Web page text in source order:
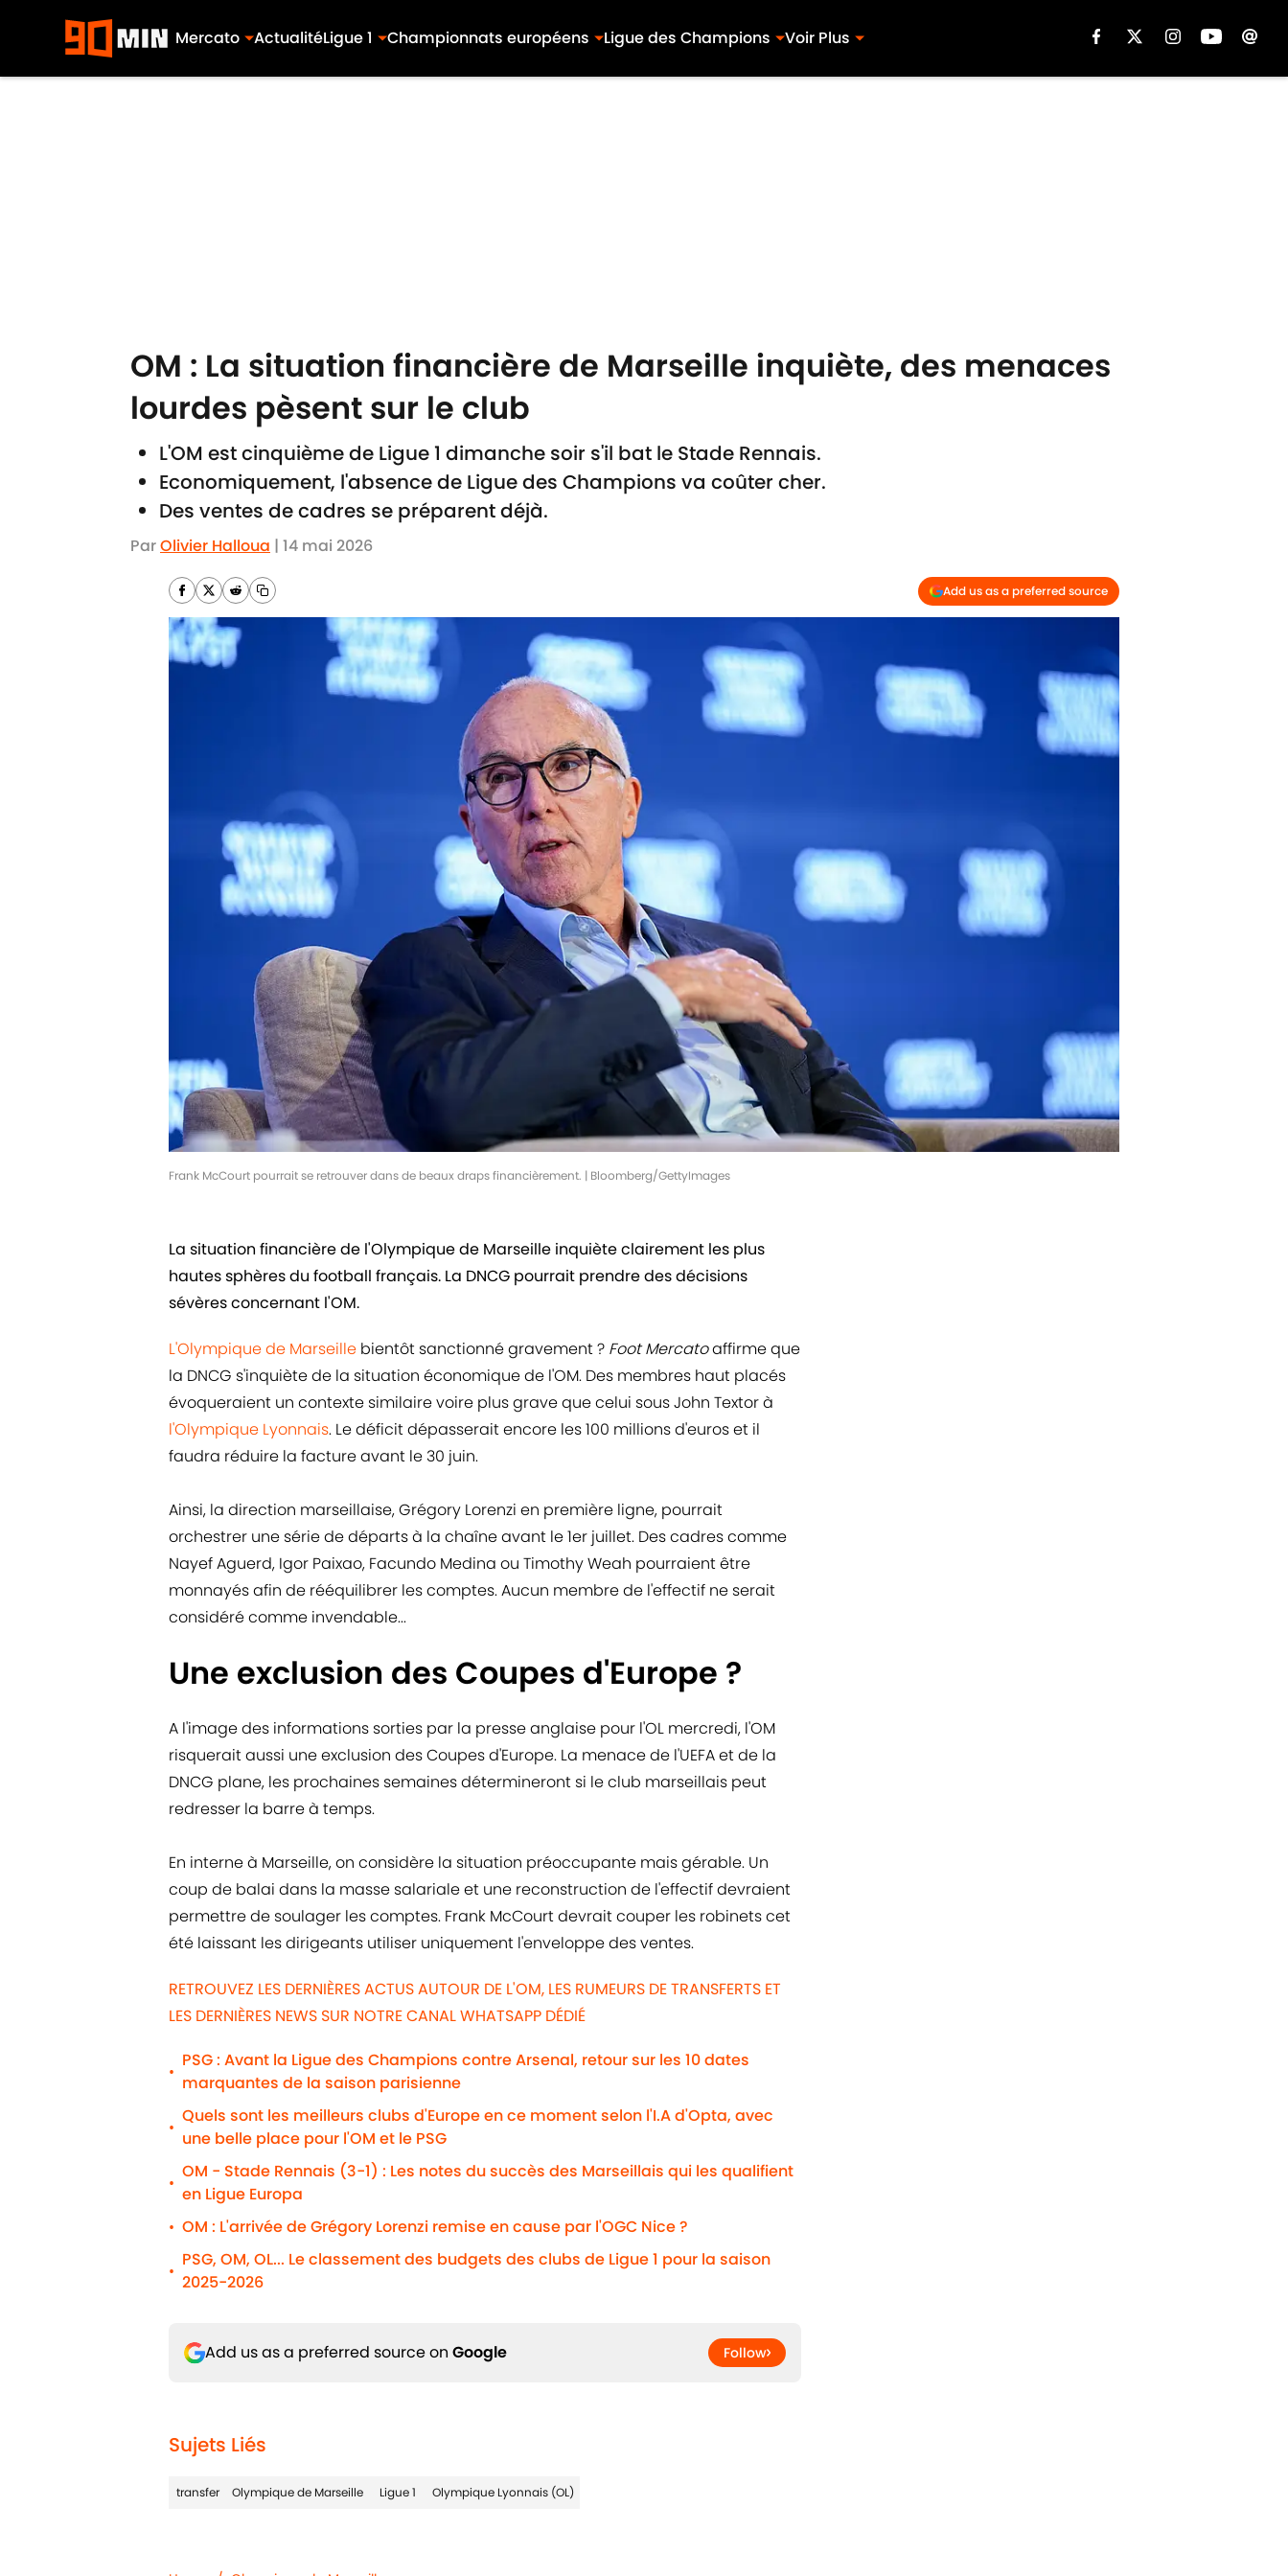
Mercato ActualitéLigue 1 Championnats européens Ligue des Champions Voir Plus
OM : La situation financière de Marseille inquiète, des menaces
lourdes pèsent sur le club
L'OM est cinquième de Ligue 1 dimanche soir s'il bat le Stade Rennais.
Economiquement, l'absence de Ligue des Champions va coûter cher.
Des ventes de cadres se préparent déjà.
ParOlivier Halloua | 14 mai 2026
Add us as a preferred source
Frank McCourt pourrait se retrouver dans de beaux draps financièrement. | Bloomberg/GettyImages
La situation financière de l'Olympique de Marseille inquiète clairement les plus
hautes sphères du football français. La DNCG pourrait prendre des décisions
sévères concernant l'OM.
L'Olympique de Marseille bientôt sanctionné gravement ? Foot Mercatoaffirme que
la DNCG s'inquiète de la situation économique de l'OM. Des membres haut placés
évoqueraient un contexte similaire voire plus grave que celui sous John Textor à
l'Olympique Lyonnais. Le déficit dépasserait encore les 100 millions d'euros et il
faudra réduire la facture avant le 30 juin.
Ainsi, la direction marseillaise, Grégory Lorenzi en première ligne, pourrait
orchestrer une série de départs à la chaîne avant le 1er juillet. Des cadres comme
Nayef Aguerd, Igor Paixao, Facundo Medina ou Timothy Weah pourraient être
monnayés afin de rééquilibrer les comptes. Aucun membre de l'effectif ne serait
considéré comme invendable...
Une exclusion des Coupes d'Europe ?
A l'image des informations sorties par la presse anglaise pour l'OL mercredi, l'OM
risquerait aussi une exclusion des Coupes d'Europe. La menace de l'UEFA et de la
DNCG plane, les prochaines semaines détermineront si le club marseillais peut
redresser la barre à temps.
En interne à Marseille, on considère la situation préoccupante mais gérable. Un
coup de balai dans la masse salariale et une reconstruction de l'effectif devraient
permettre de soulager les comptes. Frank McCourt devrait couper les robinets cet
été laissant les dirigeants utiliser uniquement l'enveloppe des ventes.
RETROUVEZ LES DERNIÈRES ACTUS AUTOUR DE L'OM, LES RUMEURS DE TRANSFERTS ET
LES DERNIÈRES NEWS SUR NOTRE CANAL WHATSAPP DÉDIÉ
•
PSG : Avant la Ligue des Champions contre Arsenal, retour sur les 10 dates
marquantes de la saison parisienne
•
Quels sont les meilleurs clubs d'Europe en ce moment selon l'I.A d'Opta, avec
une belle place pour l'OM et le PSG
•
OM - Stade Rennais (3-1) : Les notes du succès des Marseillais qui les qualifient
en Ligue Europa
• OM : L'arrivée de Grégory Lorenzi remise en cause par l'OGC Nice ?
•
PSG, OM, OL... Le classement des budgets des clubs de Ligue 1 pour la saison
2025-2026
Add us as a preferred source on Google Follow
Sujets Liés
transfer Olympique de Marseille Ligue 1 Olympique Lyonnais (OL)